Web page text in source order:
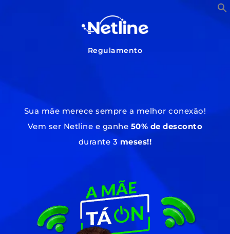
Regulamento
Sua mãe merece sempre a melhor conexão!
Vem ser Netline e ganhe 50% de desconto
durante 3 meses!!